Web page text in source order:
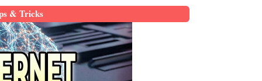
& Tricks